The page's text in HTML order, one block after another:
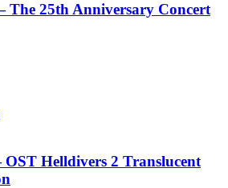
25th Anniversary Concert
Helldivers 2 Translucent